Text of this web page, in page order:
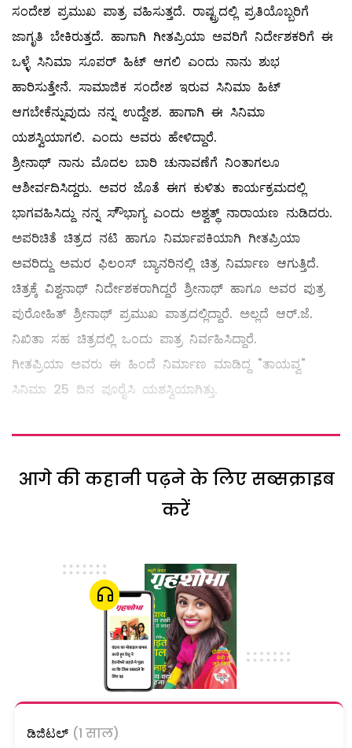
ಸಂದೇಶ ಪ್ರಮುಖ ಪಾತ್ರ ವಹಿಸುತ್ತದೆ. ರಾಷ್ಟ್ರದಲ್ಲಿ ಪ್ರತಿಯೊಬ್ಬರಿಗೆ
ಜಾಗೃತಿ ಬೇಕಿರುತ್ತದೆ. ಹಾಗಾಗಿ ಗೀತಪ್ರಿಯಾ ಅವರಿಗೆ ನಿರ್ದೇಶಕರಿಗೆ ಈ
ಒಳ್ಳೆ ಸಿನಿಮಾ ಸೂಪರ್ ಹಿಟ್ ಆಗಲಿ ಎಂದು ನಾನು ಶುಭ
ಹಾರಿಸುತ್ತೇನೆ. ಸಾಮಾಜಿಕ ಸಂದೇಶ ಇರುವ ಸಿನಿಮಾ ಹಿಟ್
ಆಗಬೇಕೆನ್ನುವುದು ನನ್ನ ಉದ್ದೇಶ. ಹಾಗಾಗಿ ಈ ಸಿನಿಮಾ
ಯಶಸ್ವಿಯಾಗಲಿ. ಎಂದು ಅವರು ಹೇಳಿದ್ದಾರೆ.
ಶ್ರೀನಾಥ್ ನಾನು ಮೊದಲ ಬಾರಿ ಚುನಾವಣೆಗೆ ನಿಂತಾಗಲೂ
ಆಶೀರ್ವದಿಸಿದ್ದರು. ಅವರ ಜೊತೆ ಈಗ ಕುಳಿತು ಕಾರ್ಯಕ್ರಮದಲ್ಲಿ
ಭಾಗವಹಿಸಿದ್ದು ನನ್ನ ಸೌ್ಭಾಗ್ಯ ಎಂದು ಅಶ್ವತ್ಥ್ ನಾರಾಯಣ ನುಡಿದರು.
ಅಪರಿಚಿತೆ ಚಿತ್ರದ ನಟಿ ಹಾಗೂ ನಿರ್ಮಾಪಕಿಯಾಗಿ ಗೀತಪ್ರಿಯಾ
ಅವರಿದ್ದು ಅಮರ ಫಿಲಂಸ್ ಬ್ಯಾನರಿನಲ್ಲಿ ಚಿತ್ರ ನಿರ್ಮಾಣ ಆಗುತ್ತಿದೆ.
ಚಿತ್ರಕ್ಕೆ ವಿಶ್ವನಾಥ್ ನಿರ್ದೇಶಕರಾಗಿದ್ದರೆ ಶ್ರೀನಾಥ್ ಹಾಗೂ ಅವರ ಪುತ್ರ
ಪುರೋಹಿತ್ ಶ್ರೀನಾಥ್ ಪ್ರಮುಖ ಪಾತ್ರದಲ್ಲಿದ್ದಾರೆ. ಅಲ್ಲದೆ ಆರ್.ಜೆ.
ನಿಖಿತಾ ಸಹ ಚಿತ್ರದಲ್ಲಿ ಒಂದು ಪಾತ್ರ ನಿರ್ವಹಿಸಿದ್ದಾರೆ.
ಗೀತಪ್ರಿಯಾ ಅವರು ಈ ಹಿಂದೆ ನಿರ್ಮಾಣ ಮಾಡಿದ್ದ "ತಾಯವ್ವ"
ಸಿನಿಮಾ 25 ದಿನ ಪೂರೈಸಿ ಯಶಸ್ವಿಯಾಗಿತ್ತು.
आगे की कहानी पढ़ने के लिए सब्सक्राइब
करें
ಡಿಜಿಟಲ್ (1 साल)